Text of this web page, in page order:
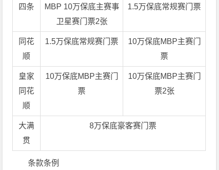
四条
MBP 10万保底主赛事
卫星赛门票2张
1.5万保底常规赛门票
同花
顺
1.5万保底常规赛门票
10万保底MBP主赛门
票
皇家
同花
顺
10万保底MBP主赛门
票
10万保底MBP主赛门
票2张
大满
贯
8万保底豪客赛门票
条款条例